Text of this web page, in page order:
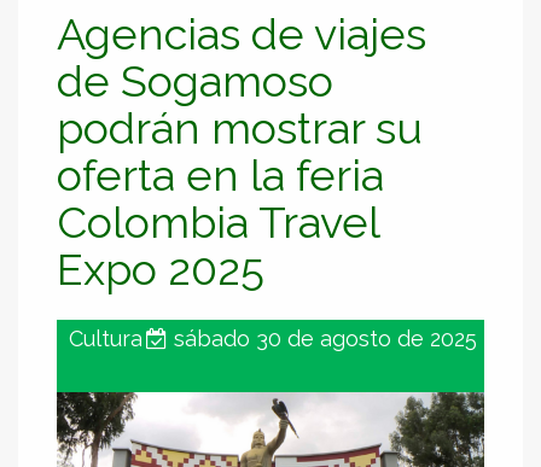
Agencias de viajes
de Sogamoso
podrán mostrar su
oferta en la feria
Colombia Travel
Expo 2025
Cultura sábado 30 de agosto de 2025